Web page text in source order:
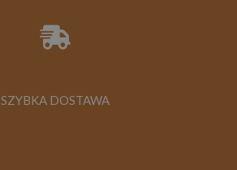
SZYBKA DOSTAWA